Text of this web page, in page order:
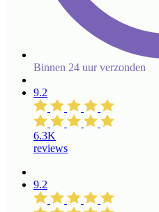
Binnen 24 uur verzonden
9.2
6.3K
reviews
9.2